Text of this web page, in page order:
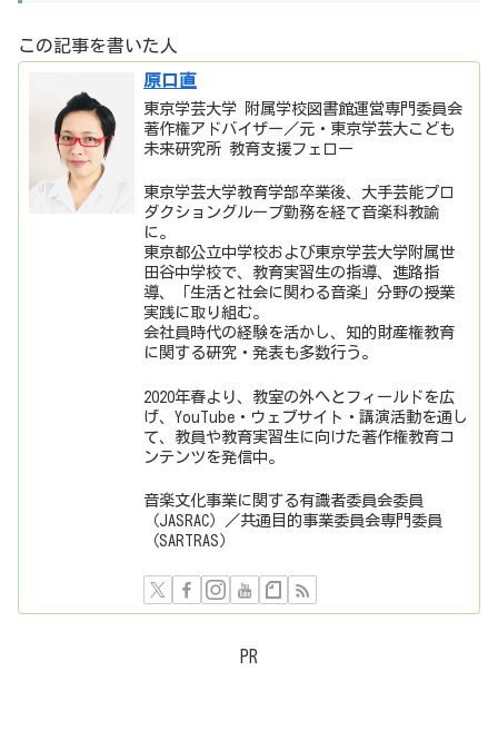
この記事を書いた人
原口直
東京学芸大学 附属学校図書館運営専門委員会
著作権アドバイザー／元・東京学芸大こども
未来研究所 教育支援フェロー
東京学芸大学教育学部卒業後、大手芸能プロ
ダクショングループ勤務を経て音楽科教諭
に。
東京都公立中学校および東京学芸大学附属世
田谷中学校で、教育実習生の指導、進路指
導、「生活と社会に関わる音楽」分野の授業
実践に取り組む。
会社員時代の経験を活かし、知的財産権教育
に関する研究・発表も多数行う。
2020年春より、教室の外へとフィールドを広
げ、YouTube・ウェブサイト・講演活動を通し
て、教員や教育実習生に向けた著作権教育コ
ンテンツを発信中。
音楽文化事業に関する有識者委員会委員
（JASRAC）／共通目的事業委員会専門委員
（SARTRAS）
PR